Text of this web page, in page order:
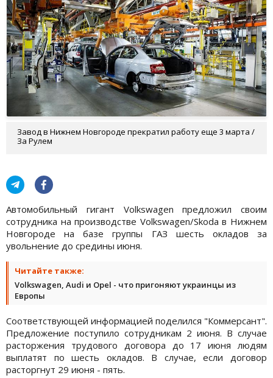
Завод в Нижнем Новгороде прекратил работу еще 3 марта /
За Рулем
Автомобильный гигант Volkswagen предложил своим
сотрудника на производстве Volkswagen/Skoda в Нижнем
Новгороде на базе группы ГАЗ шесть окладов за
увольнение до средины июня.
Читайте также:
Volkswagen, Audi и Opel - что пригоняют украинцы из
Европы
Соответствующей информацией поделился "Коммерсант".
Предложение поступило сотрудникам 2 июня. В случае
расторжения трудового договора до 17 июня людям
выплатят по шесть окладов. В случае, если договор
расторгнут 29 июня - пять.